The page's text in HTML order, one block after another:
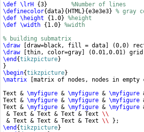
\def \lrH {3}
%Number of lines
\definecolor{data}{ HTML}{e3e3e3} % gray
\def \height { 1.0} %height
\def \width { 1.0} %width
% building submatrix
\draw
draw=black, fill = data (0,0)
\draw
thin, color=gray (0.01,0.01)
\end {tikzpicture}
}
\begin{tikzpicture}
\matrix
matrix of nodes, nodes in empty
Text & \myfigure & \myfigure & \myfigure
Text & \myfigure & \myfigure & \myfigure
Text & \myfigure & \myfigure & \myfigure
& Text & Text & Text & Text \\
& Text & Text & Text & Text \\ } ;
\end {tikzpicture}